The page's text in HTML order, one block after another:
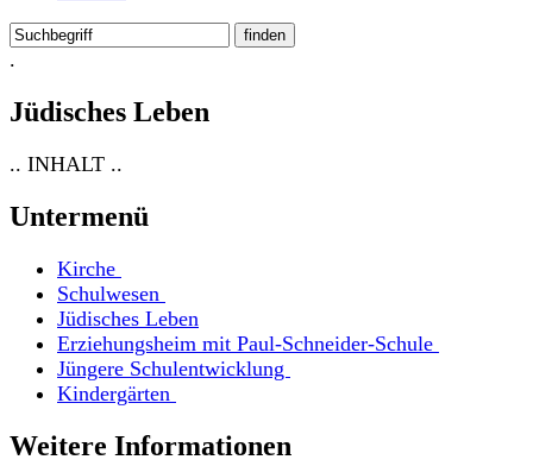
.
Jüdisches Leben
.. INHALT ..
Untermenü
Kirche
Schulwesen
Jüdisches Leben
Erziehungsheim mit Paul-Schneider-Schule
Jüngere Schulentwicklung
Kindergärten
Weitere Informationen